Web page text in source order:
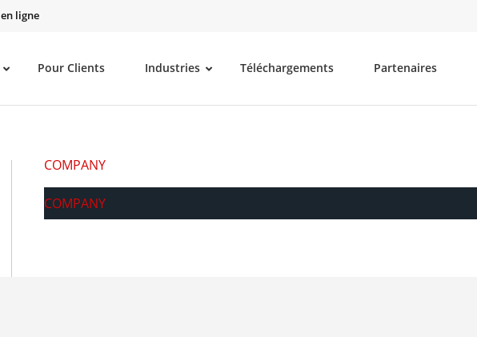
ligne
Pour Clients Industries Téléchargements Partenaires
COMPANY
COMPANY